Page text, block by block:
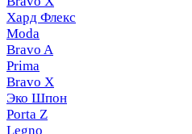
Хард Флекс
Moda
Bravo A
Prima
Bravo X
Эко Шпон
Porta Z
Legno